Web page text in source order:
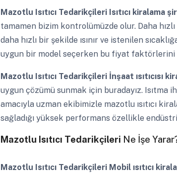
Mazotlu Isıtıcı TedarikçileriIsıtıcı kiralama
tamamen bizim kontrolümüzde olur. Daha
daha hızlı bir şekilde ısınır ve istenilen
uygun bir model seçerken bu fiyat faktörlerini
Mazotlu Isıtıcı Tedarikçileriİnşaat ısıtıcısı
uygun çözümü sunmak için buradayız. Isıtma
amacıyla uzman ekibimizle mazotlu ısıtıcı
sağladığı yüksek performans özellikle
Mazotlu Isıtıcı Tedarikçileri Ne İşe
Mazotlu Isıtıcı TedarikçileriMobil ısıtıcı